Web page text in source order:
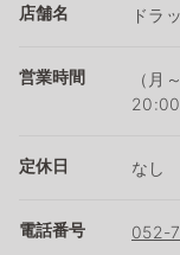
店舗名 ドラ
営業時間
（月
20:00
定休日 なし
電話番号 052-